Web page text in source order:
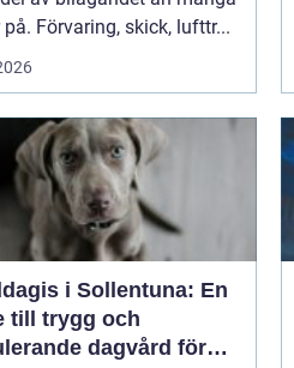
Förvaring, skick, lufttr...
i Sollentuna: En
till trygg och
dagvård för